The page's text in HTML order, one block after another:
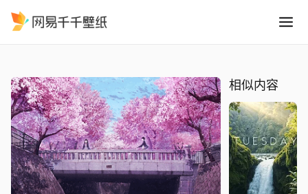
相似内容